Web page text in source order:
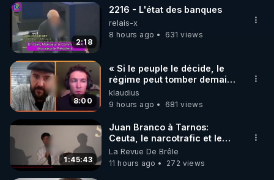
▶ 30 jours gratuit sur l’application de méditation et
de bien-être ENVOL :
Rendez-vous sur https://www.envol.app/code
le code : REGENERE
2:18
2216 - L'état des banques
relais-x
8 hours ago
631 views
8:00
« Si le peuple le décide, le
régime peut tomber demain !
»
klaudius
9 hours ago
681 views
1:45:43
Juan Branco à Tarnos:
Ceuta, le narcotrafic et le
pouvoir en France
La Revue De Brêle
11 hours ago
272 views